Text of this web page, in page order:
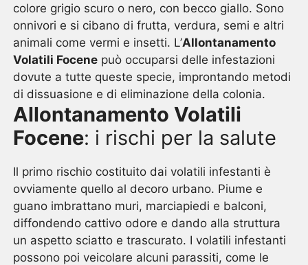
colore grigio scuro o nero, con becco giallo. Sono
onnivori e si cibano di frutta, verdura, semi e altri
animali come vermi e insetti. L’Allontanamento
Volatili Focene può occuparsi delle infestazioni
dovute a tutte queste specie, improntando metodi
di dissuasione e di eliminazione della colonia.
Allontanamento Volatili
Focene: i rischi per la salute
Il primo rischio costituito dai volatili infestanti è
ovviamente quello al decoro urbano. Piume e
guano imbrattano muri, marciapiedi e balconi,
diffondendo cattivo odore e dando alla struttura
un aspetto sciatto e trascurato. I volatili infestanti
possono poi veicolare alcuni parassiti, come le